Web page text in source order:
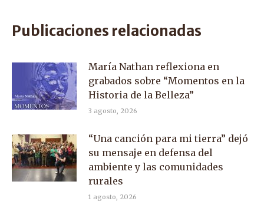
Publicaciones relacionadas
María Nathan reflexiona en
grabados sobre “Momentos en la
Historia de la Belleza”
3 agosto, 2026
“Una canción para mi tierra” dejó
su mensaje en defensa del
ambiente y las comunidades
rurales
1 agosto, 2026